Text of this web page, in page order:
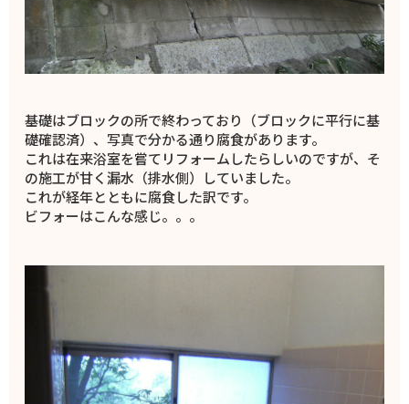
基礎はブロックの所で終わっており（ブロックに平行に基
礎確認済）、写真で分かる通り腐食があります。
これは在来浴室を嘗てリフォームしたらしいのですが、そ
の施工が甘く漏水（排水側）していました。
これが経年とともに腐食した訳です。
ビフォーはこんな感じ。。。